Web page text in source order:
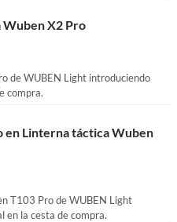
Wuben X2 Pro
de WUBEN Light introduciendo
compra.
en Linterna táctica Wuben
T103 Pro de WUBEN Light
en la cesta de compra.